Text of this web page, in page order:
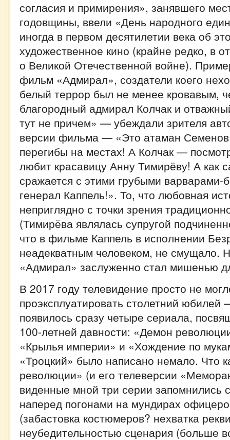
согласия и примирения», занявшего
годовщины, ввели «День народного
иногда в первом десятилетии века об
художественное кино (крайне редко, в
о Великой Отечественной войне).
фильм «Адмирал», создатели коего
белый террор был не менее кровавым,
благородный адмирал Колчак и
тут не причем» — убеждали зрителя
версии фильма — «Это атаман
перегибы на местах! А Колчак —
любит красавицу Анну Тимирёву! А как
сражается с этими грубыми варварами-
генерал Каппель!». То, что любовная
неприглядно с точки зрения
(Тимирёва являлась супругой
что в фильме Каппель в исполнении
неадекватным человеком, не смущало.
«Адмирал» заслуженно стал мишенью
В 2017 году телевидение просто не
проэксплуатировать столетний
появилось сразу четыре сериала,
100-летней давности: «Демон
«Крылья империи» и «Хождение по
«Троцкий» было написано немало. Что
революции» (и его телеверсии
виденные мной три серии
наперед погонами на мундирах
(забастовка костюмеров? нехватка
неубедительностью сценария (больше